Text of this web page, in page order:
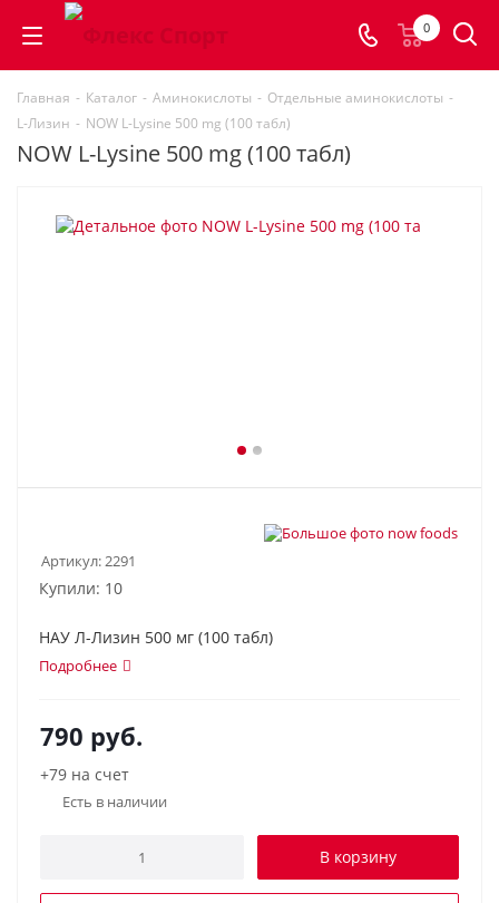
0
Главная - Каталог - Аминокислоты - Отдельные аминокислоты -
L-Лизин - NOW L-Lysine 500 mg (100 табл)
NOW L-Lysine 500 mg (100 табл)
Артикул:2291
Купили: 10
НАУ Л-Лизин 500 мг (100 табл)
Подробнее
790 руб.
+79 на счет
Есть в наличии
В корзину